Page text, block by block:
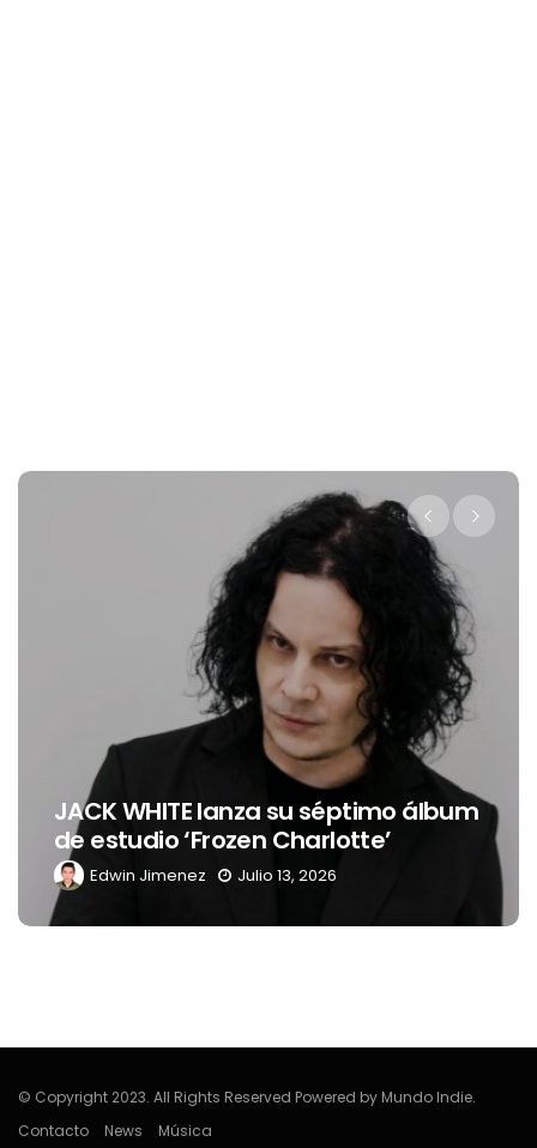
su séptimo álbum
Charlotte’
13, 2026
Levi’s® presenta a
nueva embajadora
Latinoamérica
Julio
© Copyright 2023. All Rights Reserved Powered by Mundo Indie.
Contacto
News Música